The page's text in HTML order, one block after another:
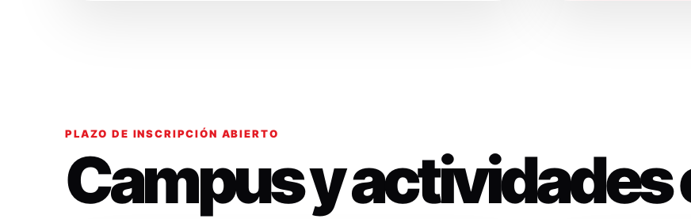
PLAZO DE INSCRIPCIÓN ABIERTO
Campus y actividades